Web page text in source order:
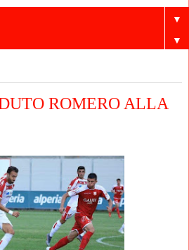
▼
▼
ROMERO ALLA